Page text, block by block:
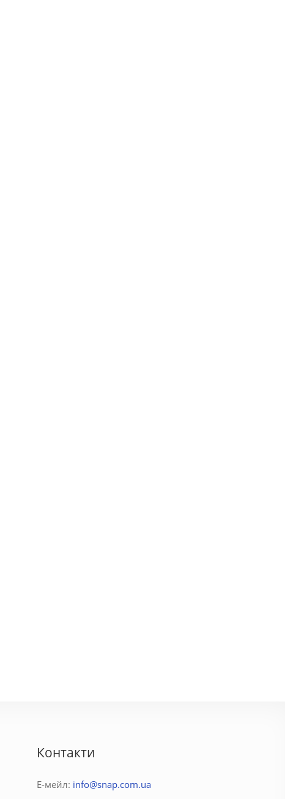
Контакти
Е-мейл: info@snap.com.ua